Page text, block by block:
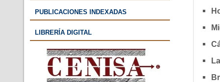
PUBLICACIONES INDEXADAS
LIBRERÍA DIGITAL